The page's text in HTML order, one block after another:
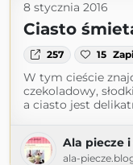
8 stycznia 2016
Ciasto
257 15
W tym cieście
czekoladowy,
a ciasto jest
Ala piecze
ala-